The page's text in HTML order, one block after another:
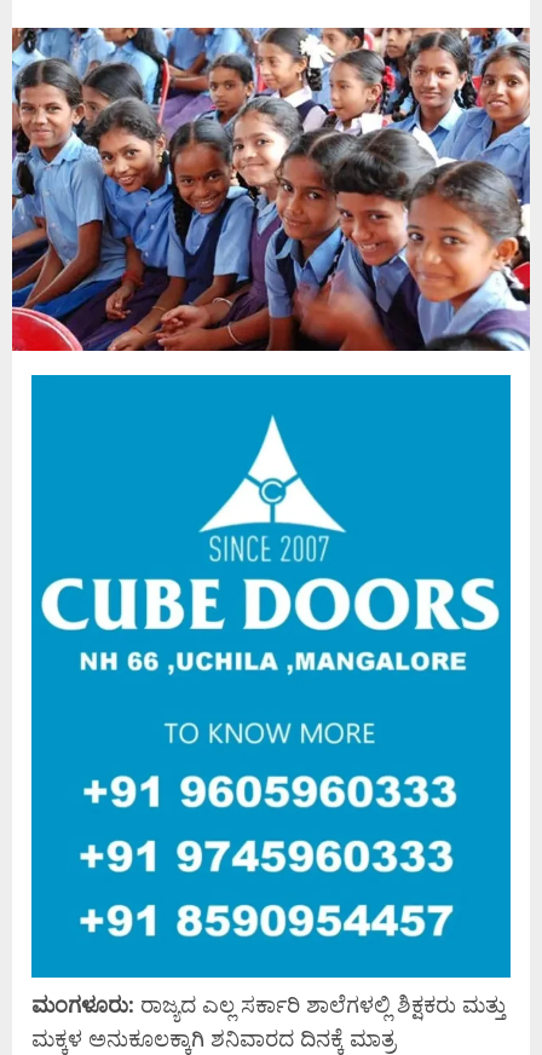
ಮಂಗಳೂರು: ರಾಜ್ಯದ ಎಲ್ಲ ಸರ್ಕಾರಿ ಶಾಲೆಗಳಲ್ಲಿ ಶಿಕ್ಷಕರು ಮತ್ತು
ಮಕ್ಕಳ ಅನುಕೂಲಕ್ಕಾಗಿ ಶನಿವಾರದ ದಿನಕ್ಕೆ ಮಾತ್ರ